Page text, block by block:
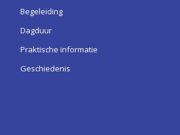
Begeleiding
Dagduur
Praktische informatie
Geschiedenis